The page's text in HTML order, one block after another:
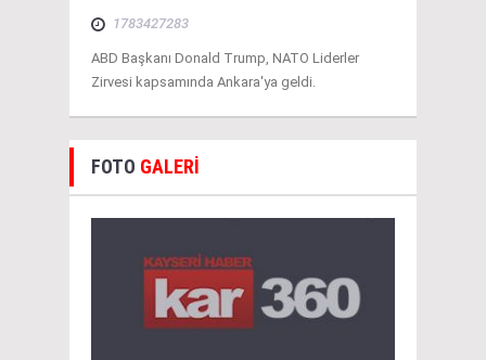
1783427283
ABD Başkanı Donald Trump, NATO Liderler
Zirvesi kapsamında Ankara'ya geldi.
FOTO GALERİ